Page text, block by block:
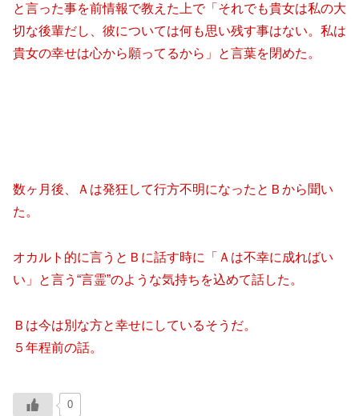
と言った事を前情報で教えた上で「それでも貴女は私の大
切な後輩だし、彼については何も思い残す事はない。私は
貴女の幸せは心から願ってるから」と言葉を閉めた。
数ヶ月後、Ａは発狂して行方不明になったとＢから聞い
た。
オカルト的に言うとＢに話す時に「Ａは不幸に成ればい
い」と言う“言霊”のような気持ちを込めて話した。
Ｂは今は別な方と幸せにしているそうだ。
５年程前の話。
0